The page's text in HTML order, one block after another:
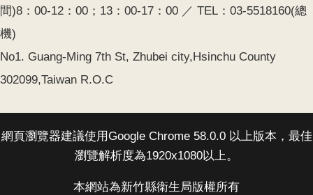
宣
間)8：00-12：00；13：00-17：00 ／ TEL：03-5518160(總
機)
No1. Guang-Ming 7th St, Zhubei city,Hsinchu County
302099,Taiwan R.O.C
網頁瀏覽器建議使用Google Chrome 58.0.0 以上版本，最佳
瀏覽解析度為1920x1080以上。
本網站為新竹縣衛生局版權所有